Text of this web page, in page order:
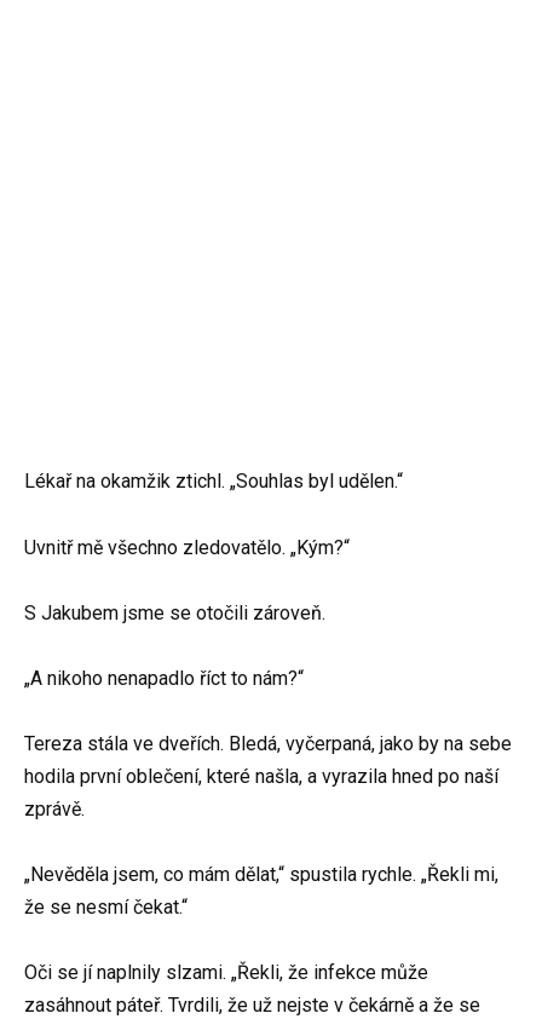
Lékař na okamžik ztichl. „Souhlas byl udělen.“
Uvnitř mě všechno zledovatělo. „Kým?“
S Jakubem jsme se otočili zároveň.
„A nikoho nenapadlo říct to nám?“
Tereza stála ve dveřích. Bledá, vyčerpaná, jako by na sebe
hodila první oblečení, které našla, a vyrazila hned po naší
zprávě.
„Nevěděla jsem, co mám dělat,“ spustila rychle. „Řekli mi,
že se nesmí čekat.“
Oči se jí naplnily slzami. „Řekli, že infekce může
zasáhnout páteř. Tvrdili, že už nejste v čekárně a že se